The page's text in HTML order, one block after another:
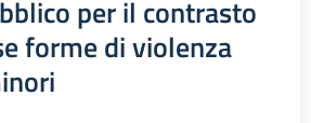
per il contrasto
forme di violenza